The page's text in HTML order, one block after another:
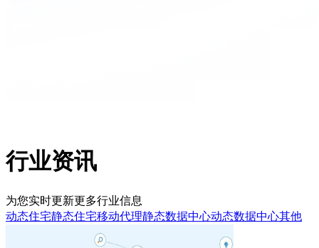
行业资讯
为您实时更新更多行业信息
动态住宅静态住宅移动代理静态数据中心动态数据中心其他